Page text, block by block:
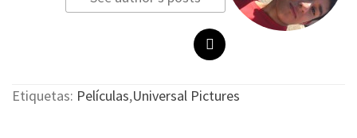
Etiquetas: Películas,Universal Pictures